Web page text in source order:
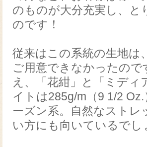
のものが大分充実し、と
のです！
従来はこの系統の生地は
ご用意できなかったの
え、「花紺」と「ミデ
イトは285g/m（9 1/2
ーズン系。自然なスト
い方にも向いているでし